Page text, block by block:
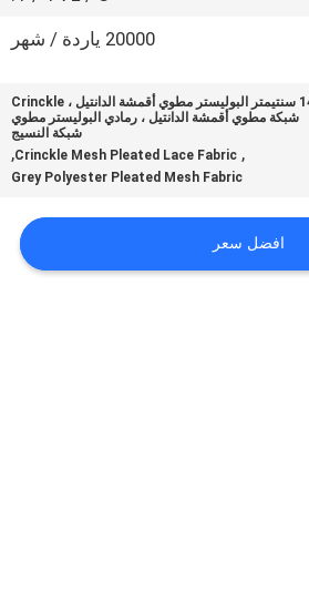
20000 ياردة / شهر
147 سنتيمتر البوليستر مطوي أقمشة الدانتيل ، Crinckle
شبكة مطوي أقمشة الدانتيل ، رمادي البوليستر مطوي
شبكة النسيج
,
Crinckle Mesh Pleated Lace Fabric
,
Grey Polyester Pleated Mesh Fabric
افضل سعر